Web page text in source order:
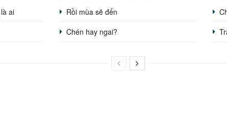
ai Rồi mùa sẽ đến
Chén hay ngai?